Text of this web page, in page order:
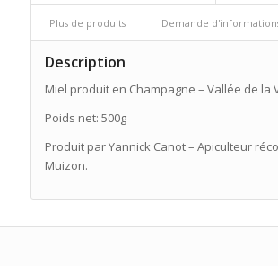
Plus de produits Demande
Description
Miel produit en Champagne – Vallée de la
Poids net: 500g
Produit par Yannick Canot – Apiculteur
Muizon.